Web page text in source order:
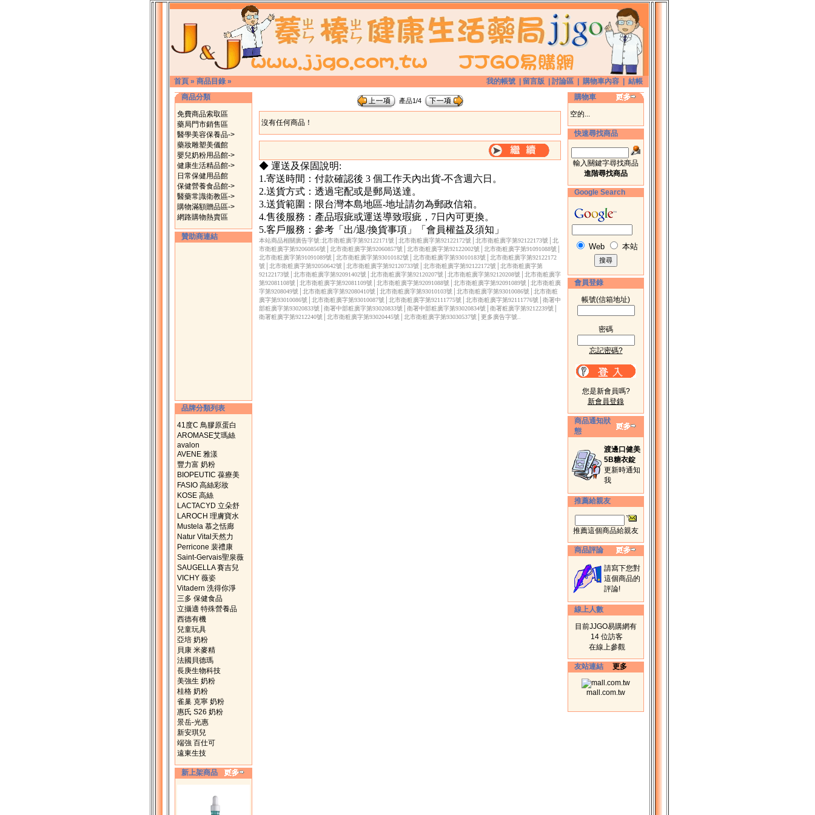
首頁 » 商品目錄 » 我的帳號 留言版 討論區 購物車內容
結帳
商品分類
免費商品索取區
藥局門市銷售區
醫學美容保養品->
藥妝雕塑美儀館
嬰兒奶粉用品館->
健康生活精品館->
日常保健用品館
保健營養食品館->
醫藥常識衛教區->
購物滿額贈品區->
網路購物熱賣區
贊助商連結
品牌分類列表
41度C 鳥膠原蛋白
AROMASE艾瑪絲
avalon
AVENE 雅漾
豐力富 奶粉
BIOPEUTIC 葆療美
FASIO 高絲彩妝
KOSE 高絲
LACTACYD 立朵舒
LAROCH 理膚寶水
Mustela 慕之恬廊
Natur Vital天然力
Perricone 裴禮康
Saint-Gervais聖泉薇
SAUGELLA 賽吉兒
VICHY 薇姿
Vitadern 洗得你淨
三多 保健食品
立攝適 特殊營養品
西德有機
兒童玩具
亞培 奶粉
貝康 米麥精
法國貝德瑪
長庚生物科技
美強生 奶粉
桂格 奶粉
雀巢 克寧 奶粉
惠氏 S26 奶粉
景岳-光惠
新安琪兒
端強 百仕可
遠東生技
新上架商品
產品1/4
沒有任何商品！
◆ 運送及保固說明:
1.寄送時間：付款確認後 3 個工作天內出貨-不含週六日。
2.送貨方式：透過宅配或是郵局送達。
3.送貨範圍：限台灣本島地區-地址請勿為郵政信箱。
4.售後服務：產品瑕疵或運送導致瑕疵，7日內可更換。
5.客戶服務：參考「出/退/換貨事項」「會員權益及須知」
本站商品相關廣告字號:北市衛粧廣字第92122171號│北市衛粧廣字第92122172號│北市衛粧廣字第92122173號│北
市衛粧廣字第92060856號│北市衛粧廣字第92060857號│北市衛粧廣字第92122002號│北市衛粧廣字第91091088號│
北市衛粧廣字第91091089號│北市衛粧廣字第93010182號│北市衛粧廣字第93010183號│北市衛粧廣字第92122172
號│北市衛粧廣字第92050642號│北市衛粧廣字第92120733號│北市衛粧廣字第92122172號│北市衛粧廣字第
92122173號│北市衛粧廣字第92091402號│北市衛粧廣字第92120207號│北市衛粧廣字第92120208號│北市衛粧廣字
第92081108號│北市衛粧廣字第92081109號│北市衛粧廣字第92091088號│北市衛粧廣字第92091089號│北市衛粧廣
字第9208049號│北市衛粧廣字第92080410號│北市衛粧廣字第93010103號│北市衛粧廣字第93010086號│北市衛粧
廣字第93010086號│北市衛粧廣字第93010087號│北市衛粧廣字第92111775號│北市衛粧廣字第92111776號│衛署中
部粧廣字第93020833號│衛署中部粧廣字第93020833號│衛署中部粧廣字第93020834號│衛署粧廣字第9212239號│
衛署粧廣字第9212240號│北市衛粧廣字第93020445號│北市衛粧廣字第93030537號│更多廣告字號..
購物車
空的...
快速尋找商品
輸入關鍵字尋找商品
進階尋找商品
Google Search
Web 本站
會員登錄
帳號(信箱地址)
密碼
忘記密碼?
您是新會員嗎?
新會員登錄
商品通知狀
態
渡邊口健美
5B糖衣錠
更新時通知
我
推薦給親友
推薦這個商品給親友
商品評論
請寫下您對
這個商品的
評論!
線上人數
目前JJGO易購網有
14 位訪客
在線上參觀
友站連結 更多
mall.com.tw